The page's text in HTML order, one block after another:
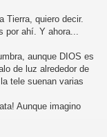
Tierra, quiero decir.
por ahí. Y ahora...
aunque DIOS es
de luz alrededor de
tele suenan varias
Aunque imagino